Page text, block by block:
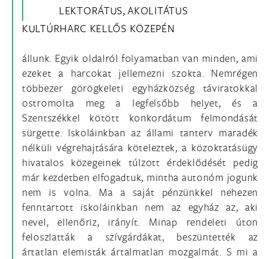
LEKTORÁTUS, AKOLITÁTUS
KULTÚRHARC KELLŐS KÖZEPÉN
állunk. Egyik oldalról folyamatban van minden, ami
ezeket a harcokat jellemezni szokta. Nemrégen
többezer görögkeleti egyházközség táviratokkal
ostromolta meg a legfelsőbb helyet, és a
Szentszékkel kötött konkordátum felmondását
sürgette. Iskoláinkban az állami tanterv maradék
nélküli végrehajtására köteleztek, a közoktatásügy
hivatalos közegeinek túlzott érdeklődését pedig
már kezdetben elfogadtuk, mintha autonóm jogunk
nem is volna. Ma a saját pénzünkkel nehezen
fenntartott iskoláinkban nem az egyház az, aki
nevel, ellenőriz, irányít. Minap rendeleti úton
feloszlatták a szívgárdákat, beszüntették az
ártatlan elemisták ártalmatlan mozgalmát. S mi a